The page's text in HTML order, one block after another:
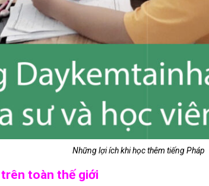
Những lợi ích khi học thêm tiếng Pháp
toàn thế giới